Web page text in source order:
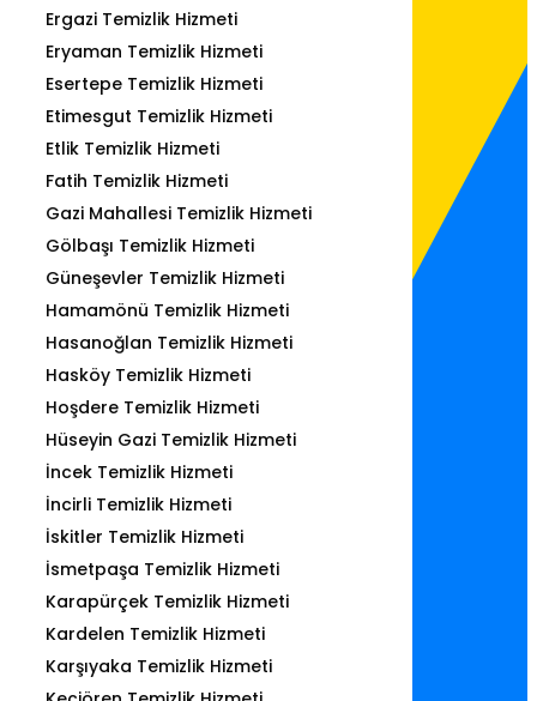
Ergazi Temizlik Hizmeti
Eryaman Temizlik Hizmeti
Esertepe Temizlik Hizmeti
Etimesgut Temizlik Hizmeti
Etlik Temizlik Hizmeti
Fatih Temizlik Hizmeti
Gazi Mahallesi Temizlik Hizmeti
Gölbaşı Temizlik Hizmeti
Güneşevler Temizlik Hizmeti
Hamamönü Temizlik Hizmeti
Hasanoğlan Temizlik Hizmeti
Hasköy Temizlik Hizmeti
Hoşdere Temizlik Hizmeti
Hüseyin Gazi Temizlik Hizmeti
İncek Temizlik Hizmeti
İncirli Temizlik Hizmeti
İskitler Temizlik Hizmeti
İsmetpaşa Temizlik Hizmeti
Karapürçek Temizlik Hizmeti
Kardelen Temizlik Hizmeti
Karşıyaka Temizlik Hizmeti